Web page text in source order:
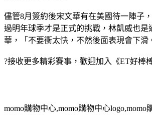
儘管8月簽約後宋文華有在美國待一陣子
過明年球季才是正式的挑戰，林凱威也是
華，「不要衝太快，不然後面表現會下滑
?接收更多精彩賽事，歡迎加入《ET好棒
momo購物中心,momo購物中心logo,momo